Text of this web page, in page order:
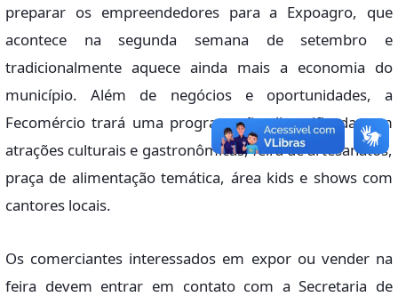
preparar os empreendedores para a Expoagro, que
acontece na segunda semana de setembro e
tradicionalmente aquece ainda mais a economia do
município. Além de negócios e oportunidades, a
Fecomércio trará uma programação diversificada com
atrações culturais e gastronômicas, feira de artesanatos,
praça de alimentação temática, área kids e shows com
cantores locais.
Os comerciantes interessados em expor ou vender na
feira devem entrar em contato com a Secretaria de